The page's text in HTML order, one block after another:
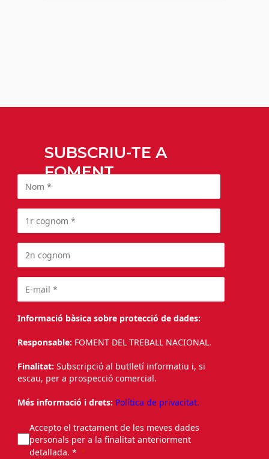
SUBSCRIU-TE A
FOMENT
Informació bàsica sobre protecció de dades:
Responsable: FOMENT DEL TREBALL NACIONAL.
Finalitat: Subscripció al butlletí informatiu i, si
escau, per a prospecció comercial.
Més informació i drets: Política de privacitat.
Accepto el tractament de les meves dades
personals per a la finalitat anteriorment
detallada. *